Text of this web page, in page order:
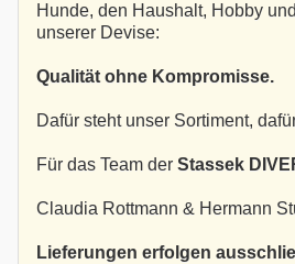
Hunde, den Haushalt, Hobby
unserer Devise:
Qualität ohne Kompromisse.
Dafür steht unser Sortiment,
Für das Team der Stassek
Claudia Rottmann & Hermann
Lieferungen erfolgen